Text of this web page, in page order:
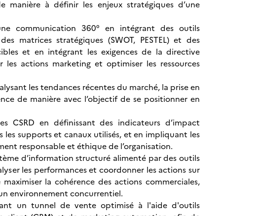
manière à définir les enjeux stratégiques d’une
communication 360° en intégrant des outils
matrices stratégiques (SWOT, PESTEL) et des
et en intégrant les exigences de la directive
actions marketing et optimiser les ressources
les tendances récentes du marché, la prise en
de manière avec l’objectif de se positionner en
CSRD en définissant des indicateurs d’impact
les supports et canaux utilisés, et en impliquant les
responsable et éthique de l’organisation.
d’information structuré alimenté par des outils
les performances et coordonner les actions sur
la cohérence des actions commerciales,
environnement concurrentiel.
un tunnel de vente optimisé à l'aide d'outils